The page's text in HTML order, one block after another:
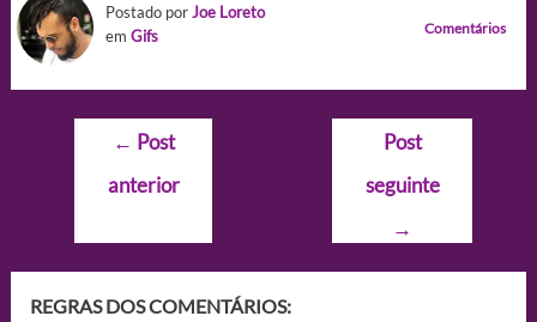
Postado porJoe Loreto
em Gifs Comentários
Navegação
Post
← Post
anterior
Post
seguinte
→
REGRAS DOS COMENTÁRIOS: